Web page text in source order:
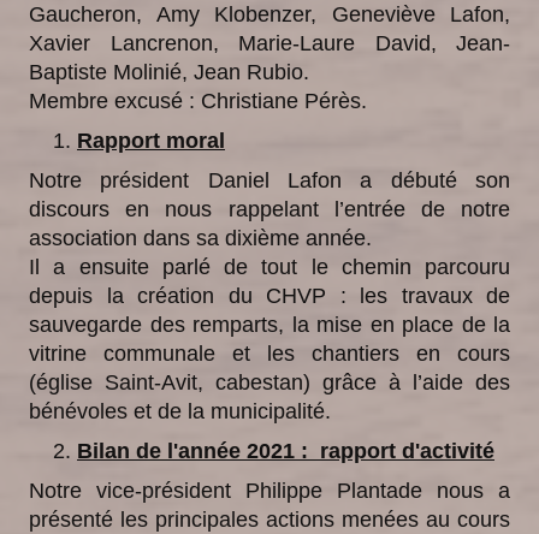
Gaucheron, Amy Klobenzer, Geneviève Lafon,
Xavier Lancrenon, Marie-Laure David, Jean-
Baptiste Molinié, Jean Rubio.
Membre excusé : Christiane Pérès.
Rapport moral
Notre président Daniel Lafon a débuté son
discours en nous rappelant l’entrée de notre
association dans sa dixième année.
Il a ensuite parlé de tout le chemin parcouru
depuis la création du CHVP : les travaux de
sauvegarde des remparts, la mise en place de la
vitrine communale et les chantiers en cours
(église Saint-Avit, cabestan) grâce à l’aide des
bénévoles et de la municipalité.
Bilan de l'année 2021 : rapport d'activité
Notre vice-président Philippe Plantade nous a
présenté les principales actions menées au cours